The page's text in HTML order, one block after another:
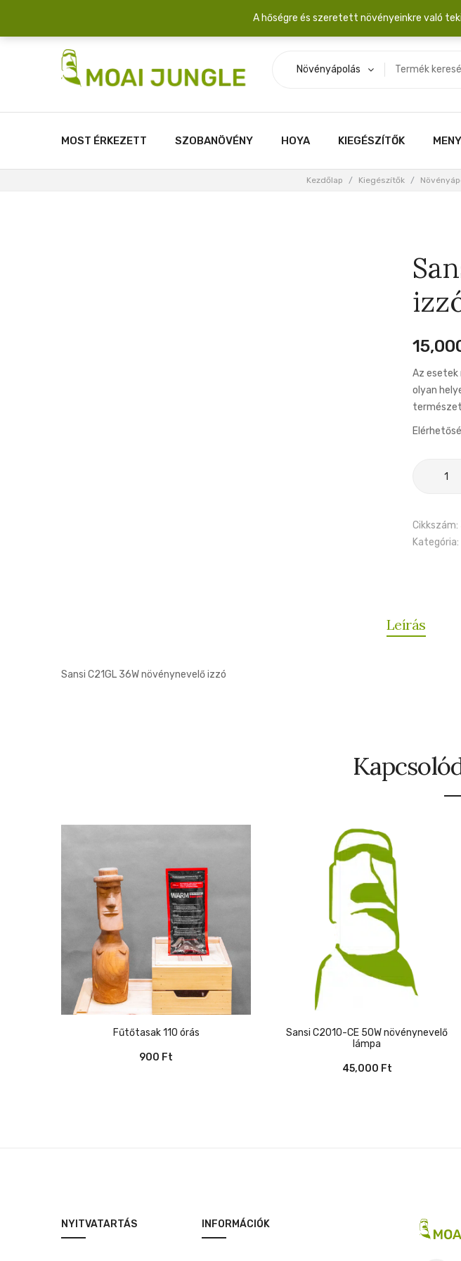
Szállítási díj: 2.200 Ft/csomag átlagosan 3-5 növény fér egy dobozba. 20.000 Ft érték felett
Növényápolás
MOST ÉRKEZETT SZOBANÖVÉNY HOYA KIEGÉSZÍTŐK
Kezdőlap / Kiegészítők /
Az esetek
olyan
mennyiség
Cikkszám:
Kategória:
Leírás
Sansi C21GL 36W növénynevelő izzó
Fűtőtasak 110 órás
900 Ft
Sansi C2010-CE 50W növénynevelő
lámpa
45,000 Ft
NYITVATARTÁS INFORMÁCIÓK
A hőségre és szeretett növényeinkre való